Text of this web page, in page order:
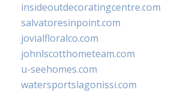
insideoutdecoratingcentre.com
salvatoresinpoint.com
jovialfloralco.com
johnlscotthometeam.com
u-seehomes.com
watersportslagonissi.com